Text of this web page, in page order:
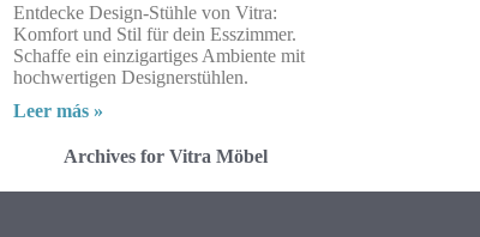
Entdecke Design-Stühle von Vitra:
Komfort und Stil für dein Esszimmer.
Schaffe ein einzigartiges Ambiente mit
hochwertigen Designerstühlen.
Leer más »
Archives for Vitra Möbel